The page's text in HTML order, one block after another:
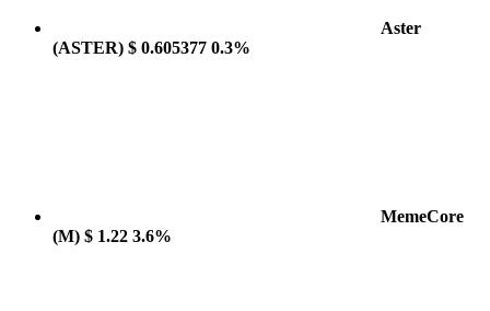
Aster
(ASTER) $ 0.605377 0.3%
MemeCore
(M) $ 1.22 3.6%